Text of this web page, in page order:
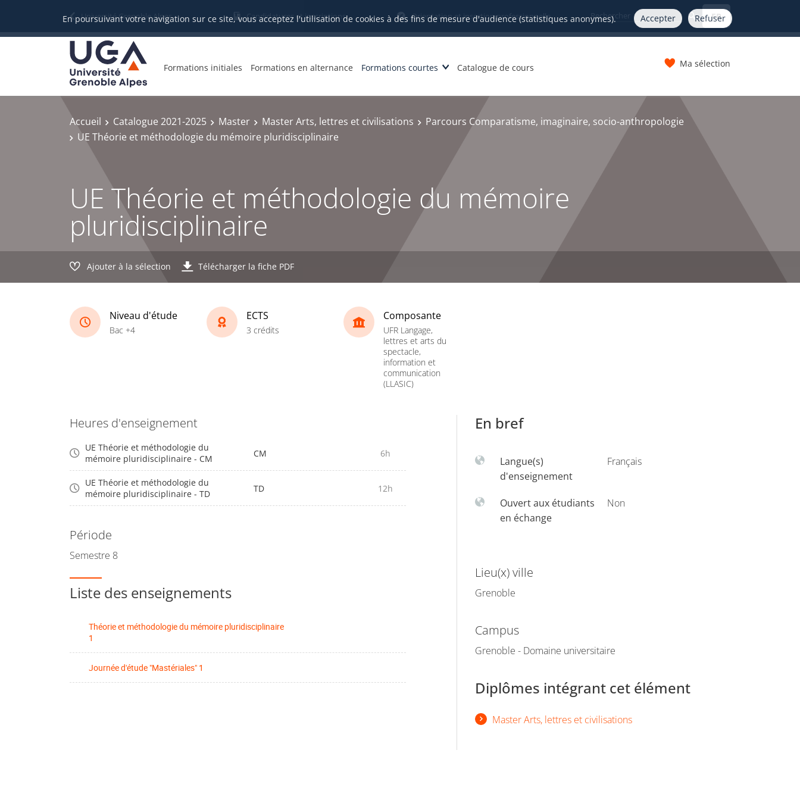
En poursuivant votre navigation sur ce site, vous acceptez l'utilisation de cookies à des fins de mesure d'audience (statistiques anonymes). Accepter Refuser
Université Grenoble Alpes Candidatures et inscriptions Orientation et insertion professionnelle FR
Formations initiales Formations en alternance Formations courtes Catalogue de cours Ma sélection
Accueil Catalogue 2021-2025 Master Master Arts, lettres et civilisations
Parcours Comparatisme, imaginaire, socio-anthropologie
UE Théorie et méthodologie du mémoire pluridisciplinaire
UE Théorie et méthodologie du mémoire
pluridisciplinaire
Ajouter à la sélection Télécharger la fiche PDF
Niveau d'étude
Bac +4
ECTS
3 crédits
Composante
UFR Langage,
lettres et arts du
spectacle,
information et
communication
(LLASIC)
Heures d'enseignement
UE Théorie et méthodologie du
mémoire pluridisciplinaire - CM
CM 6h
UE Théorie et méthodologie du
mémoire pluridisciplinaire - TD
TD 12h
Période
Semestre 8
Liste des enseignements
Théorie et méthodologie du mémoire pluridisciplinaire
1
Journée d'étude "Mastériales" 1
En bref
Langue(s)
d'enseignement
Français
Ouvert aux étudiants
en échange
Non
Lieu(x) ville
Grenoble
Campus
Grenoble - Domaine universitaire
Diplômes intégrant cet élément
Master Arts, lettres et civilisations